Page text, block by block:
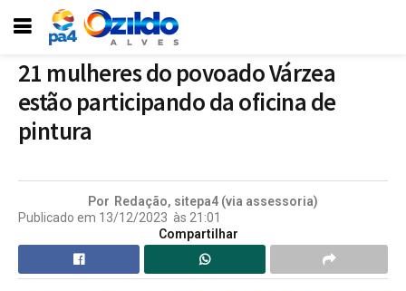
21 mulheres do povoado Várzea
estão participando da oficina de
pintura
Por Redação, sitepa4 (via assessoria)
Publicado em 13/12/2023 às 21:01
Compartilhar